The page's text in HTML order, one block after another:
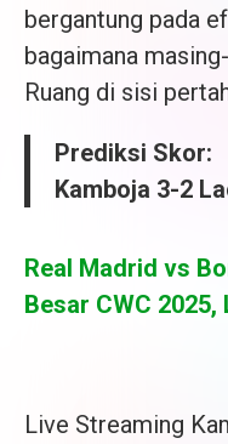
bergantung pada
bagaimana
Ruang di sisi
Prediksi Skor:
Kamboja 3-2
Real Madrid vs
Besar CWC
Live Streaming